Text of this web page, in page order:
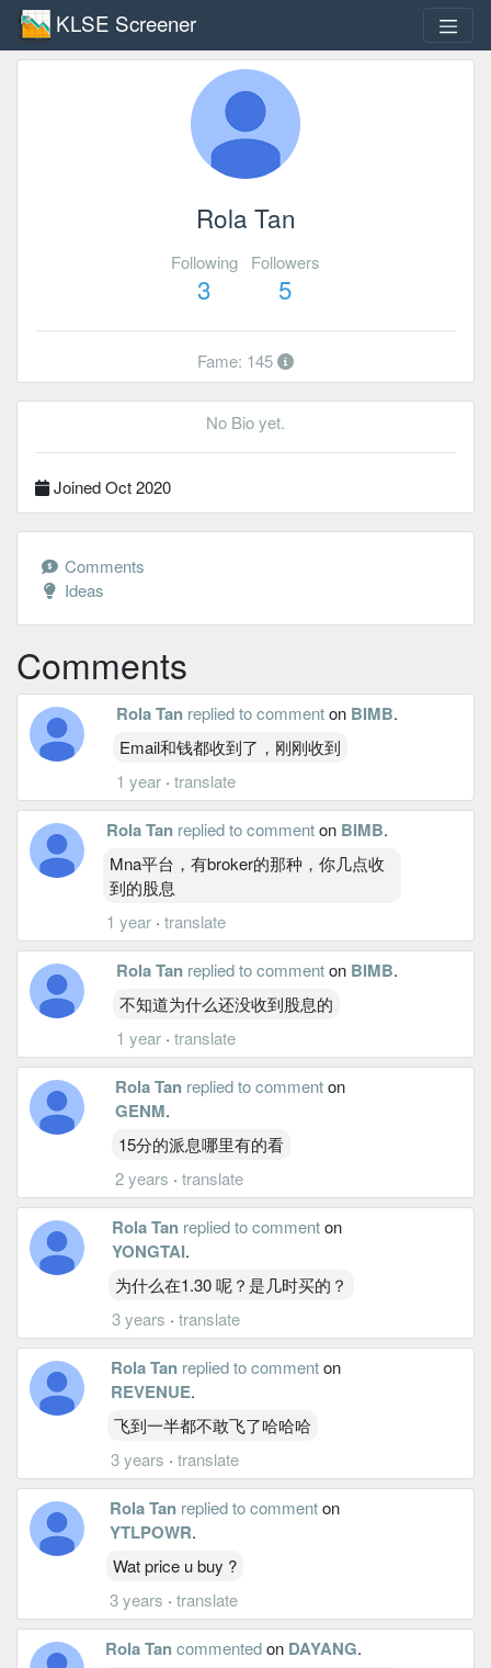
KLSE Screener
Rola Tan
Following
3
Followers
5
Fame: 145
No Bio yet.
Joined Oct 2020
Comments
Ideas
Comments
Rola Tan replied to commenton BIMB.
Email和钱都收到了，刚刚收到
1 year · translate
Rola Tan replied to commenton BIMB.
Mna平台，有broker的那种，你几点收
到的股息
1 year · translate
Rola Tan replied to commenton BIMB.
不知道为什么还没收到股息的
1 year · translate
Rola Tan replied to commenton
GENM.
15分的派息哪里有的看
2 years ·translate
Rola Tan replied to commenton
YONGTAI.
为什么在1.30 呢？是几时买的？
3 years · translate
Rola Tan replied to commenton
REVENUE.
飞到一半都不敢飞了哈哈哈
3 years · translate
Rola Tan replied to commenton
YTLPOWR.
Wat price u buy ?
3 years ·translate
Rola Tancommentedon DAYANG.